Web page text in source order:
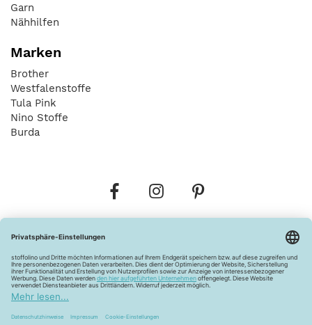
Garn
Nähhilfen
Marken
Brother
Westfalenstoffe
Tula Pink
Nino Stoffe
Burda
Widerrufsbelehrung Vertrag widerrufen
Barrierefreiheitserklärung